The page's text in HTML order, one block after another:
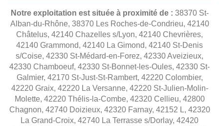
Notre exploitation est située à proximité de : 38370 St-
Alban-du-Rhône, 38370 Les Roches-de-Condrieu, 42140
Châtelus, 42140 Chazelles s/Lyon, 42140 Chevrières,
42140 Grammond, 42140 La Gimond, 42140 St-Denis
s/Coise, 42330 St-Médard-en-Forez, 42330 Aveizieux,
42330 Chamboeuf, 42330 St-Bonnet-les-Oules, 42330 St-
Galmier, 42170 St-Just-St-Rambert, 42220 Colombier,
42220 Graix, 42220 La Versanne, 42220 St-Julien-Molin-
Molette, 42220 Thélis-la-Combe, 42320 Cellieu, 42800
Chagnon, 42740 Doizieux, 42320 Farnay, 42152 L, 42320
La Grand-Croix, 42740 La Terrasse s/Dorlay, 42420